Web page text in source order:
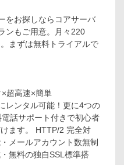
をお探しならコアサーバ
ンもご用意。月々220
まずは無料トライアルで
超高速×簡単
レンタル可能！更に4つの
話サポート付きで初心者
ます。 HTTP/2 完全対
メールアカウント数無制
無料の独自SSL標準搭